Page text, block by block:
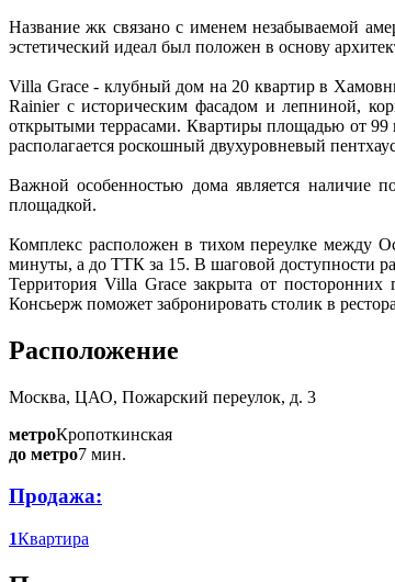
Название жк связано с именем незабываемой
эстетический идеал был положен в основу
Villa Grace - клубный дом на 20 квартир в
Rainier с историческим фасадом и лепниной,
открытыми террасами. Квартиры площадью от
располагается роскошный двухуровневый
Важной особенностью дома является наличие
площадкой.
Комплекс расположен в тихом переулке между
минуты, а до ТТК за 15. В шаговой доступности
Территория Villa Grace закрыта от
Консьерж поможет забронировать столик в
Расположение
Москва, ЦАО, Пожарский переулок, д. 3
метроКропоткинская
до метро7 мин.
Продажа:
1Квартира